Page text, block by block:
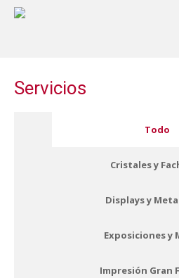
Servicios
Todo
Cristales y
Displays y
Exposiciones y
Impresión Gran